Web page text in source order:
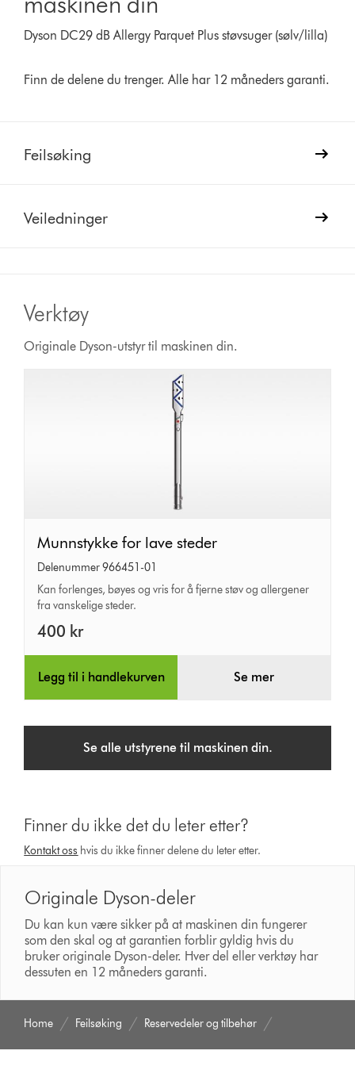
Dyson DC29 dB Allergy Parquet Plus støvsuger (sølv/lilla)
Finn de delene du trenger. Alle har 12 måneders garanti.
Feilsøking
Veiledninger
Verktøy
Originale Dyson-utstyr til maskinen din.
Munnstykke
for
lave
steder
Munnstykke for lave steder
Delenummer 966451-01
Kan forlenges, bøyes og vris for å fjerne støv og allergener
fra vanskelige steder.
400 kr
Legg til i handlekurven Se mer
Se alle utstyrene til maskinen din.
Finner du ikke det du leter etter?
Kontakt oss hvis du ikke finner delene du leter etter.
Originale Dyson-deler
Du kan kun være sikker på at maskinen din fungerer
som den skal og at garantien forblir gyldig hvis du
bruker originale Dyson-deler. Hver del eller verktøy har
dessuten en 12 måneders garanti.
Home Feilsøking Reservedeler og tilbehør